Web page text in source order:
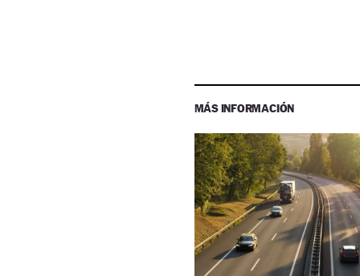
MÁS INFORMACIÓN